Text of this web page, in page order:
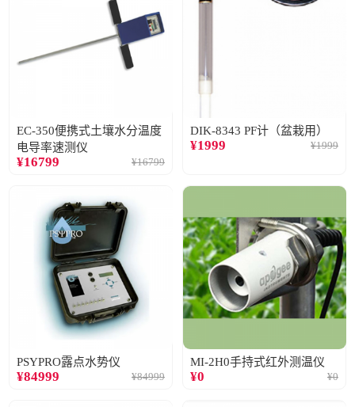
EC-350便携式土壤水分温度
电导率速测仪
¥16799 ¥16799
DIK-8343 PF计（盆栽用）
¥1999 ¥1999
PSYPRO露点水势仪
¥84999 ¥84999
MI-2H0手持式红外测温仪
¥0 ¥0